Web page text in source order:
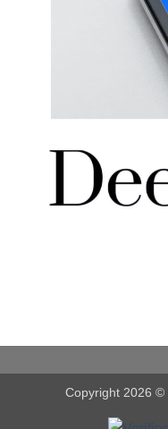
Copyright 2026 ©